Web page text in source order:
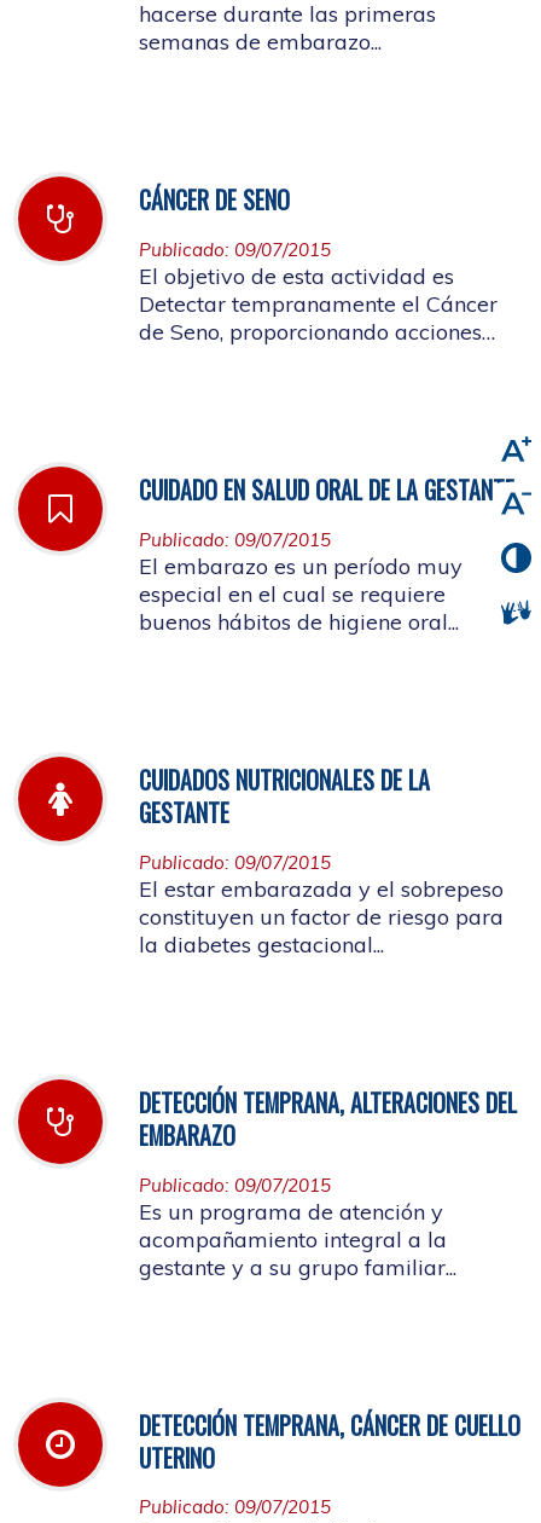
hacerse durante las primeras
semanas de embarazo...
CÁNCER DE SENO
Publicado: 09/07/2015
El objetivo de esta actividad es
Detectar tempranamente el Cáncer
de Seno, proporcionando acciones
CUIDADO EN SALUD ORAL DE LA GESTANTE
Publicado: 09/07/2015
El embarazo es un período muy
especial en el cual se requiere
buenos hábitos de higiene oral...
CUIDADOS NUTRICIONALES DE LA
GESTANTE
Publicado: 09/07/2015
El estar embarazada y el sobrepeso
constituyen un factor de riesgo para
la diabetes gestacional...
DETECCIÓN TEMPRANA, ALTERACIONES DEL
EMBARAZO
Publicado: 09/07/2015
Es un programa de atención y
acompañamiento integral a la
gestante y a su grupo familiar...
DETECCIÓN TEMPRANA, CÁNCER DE CUELLO
UTERINO
Publicado: 09/07/2015